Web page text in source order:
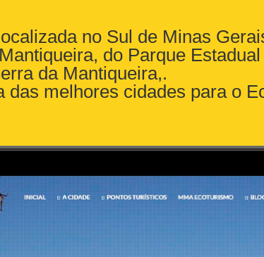
no Sul de Minas
do Parque
da Mantiqueira,.
das melhores cidades para o